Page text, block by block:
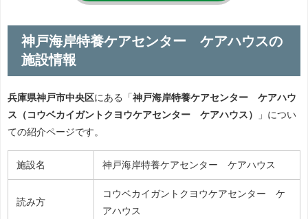
神戸海岸特養ケアセンター ケアハウスの
施設情報
兵庫県神戸市中央区にある「 神戸海岸特養ケアセンター ケアハウ
ス（コウベカイガントクヨウケアセンター ケアハウス）
」につい
ての紹介ページです。
施設名 神戸海岸特養ケアセンター ケアハウス
読み方
コウベカイガントクヨウケアセンター ケ
アハウス